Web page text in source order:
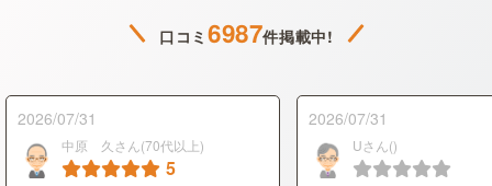
口コミ6987件掲載中!
2026/07/31
中原 久さん(70代以上)
5
2026/07/31
Uさん()